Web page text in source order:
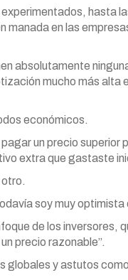
hasta
manada en las
absolutamente
mucho más alta
económicos.
un precio
extra que gastaste
soy muy
de los inversores,
precio razonable”.
globales y astutos